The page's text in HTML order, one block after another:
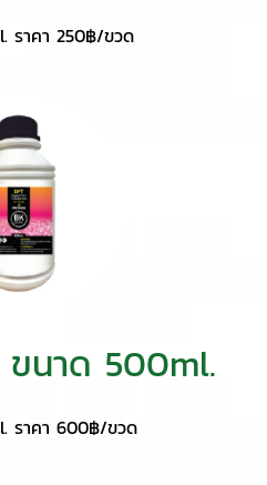
ราคา 250฿/ขวด
ขนาด 500ml.
ราคา 600฿/ขวด